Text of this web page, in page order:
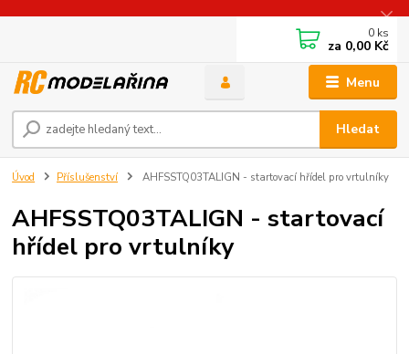
Menu
Hledat
0 ks
za 0,00 Kč
Úvod Příslušenství AHFSSTQ03TALIGN - startovací hřídel pro vrtulníky
AHFSSTQ03TALIGN - startovací
hřídel pro vrtulníky